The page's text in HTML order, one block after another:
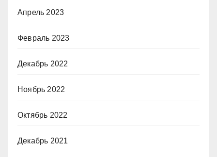
Апрель 2023
Февраль 2023
Декабрь 2022
Ноябрь 2022
Октябрь 2022
Декабрь 2021